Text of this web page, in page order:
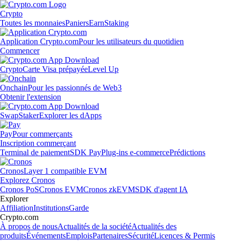
Crypto
Toutes les monnaiesPaniersEarnStaking
Application Crypto.comPour les utilisateurs du quotidien
Commencer
CryptoCarte Visa prépayéeLevel Up
OnchainPour les passionnés de Web3
Obtenir l'extension
SwapStakerExplorer les dApps
PayPour commerçants
Inscription commerçant
Terminal de paiementSDK PayPlug-ins e-commercePrédictions
CronosLayer 1 compatible EVM
Explorez Cronos
Cronos PoSCronos EVMCronos zkEVMSDK d'agent IA
Explorer
AffiliationInstitutionsGarde
Crypto.com
À propos de nousActualités de la sociétéActualités des
produitsÉvénementsEmploisPartenairesSécuritéLicences & Permis